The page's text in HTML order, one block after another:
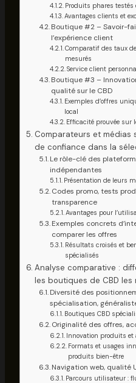
Produits phares
Avantages clients et
Boutique #2 – Savoir-
l’expérience client
Comparatif des taux
mesurés
Service client
Boutique #3 –
qualité sur le CBD
Exemples d’offres
local
Efficacité prouvée sur
Comparateurs et médias
de confiance dans la
Le rôle-clé des
indépendantes
Présentation de leurs
Codes promo, tests
transparence
Avantages pour
Exemples concrets
comparer les offres
Résultats croisés et
spécialisés
Analyse comparative :
les boutiques de CBD les
Diversité des
spécialisation,
Boutiques CBD
Originalité des offres,
Innovation produits
Formats et usages
produits bien-être
Navigation web, qualité
Parcours utilisateur :